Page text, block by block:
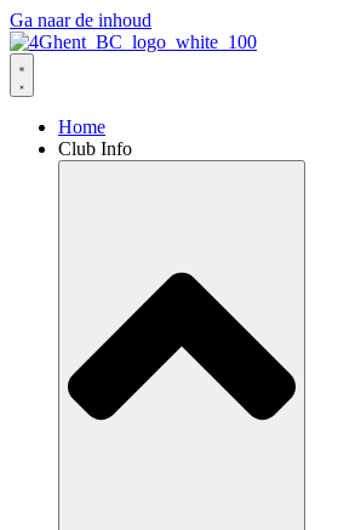
Ga naar de inhoud
Home
Club Info